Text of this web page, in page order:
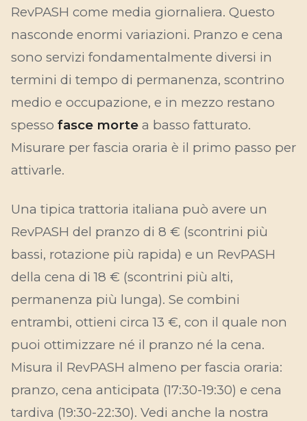
RevPASH come media giornaliera. Questo
nasconde enormi variazioni. Pranzo e cena
sono servizi fondamentalmente diversi in
termini di tempo di permanenza, scontrino
medio e occupazione, e in mezzo restano
spesso fasce morte a basso fatturato.
Misurare per fascia oraria è il primo passo per
attivarle.
Una tipica trattoria italiana può avere un
RevPASH del pranzo di 8 € (scontrini più
bassi, rotazione più rapida) e un RevPASH
della cena di 18 € (scontrini più alti,
permanenza più lunga). Se combini
entrambi, ottieni circa 13 €, con il quale non
puoi ottimizzare né il pranzo né la cena.
Misura il RevPASH almeno per fascia oraria:
pranzo, cena anticipata (17:30-19:30) e cena
tardiva (19:30-22:30). Vedi anche la nostra